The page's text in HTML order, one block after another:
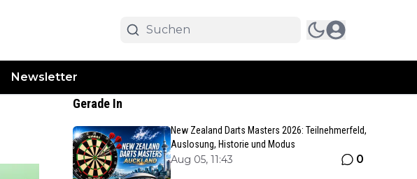
Newsletter
Gerade In
New Zealand Darts Masters 2026: Teilnehmerfeld,
Auslosung, Historie und Modus
Aug 05, 11:43 0